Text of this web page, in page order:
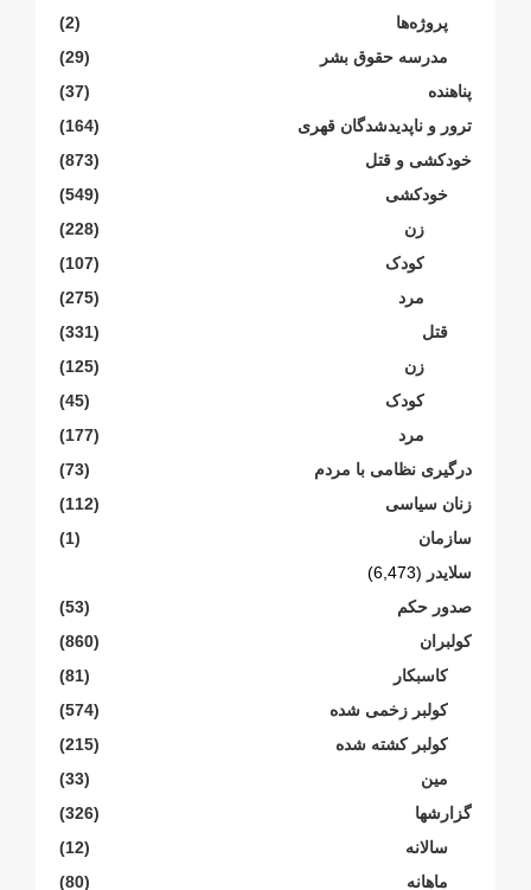
پروژەها
(2)
مدرسە حقوق بشر
(29)
پناهنده
(37)
ترور و ناپدیدشدگان قهری
(164)
خودکشی و قتل
(873)
خودکشی
(549)
زن
(228)
کودک
(107)
مرد
(275)
قتل
(331)
زن
(125)
کودک
(45)
مرد
(177)
درگیری نظامی با مردم
(73)
زنان سیاسی
(112)
سازمان
(1)
سلایدر (6,473)
صدور حکم
(53)
کولبران
(860)
کاسبکار
(81)
کولبر زخمی شدە
(574)
کولبر کشتە شدە
(215)
مین
(33)
گزارشها
(326)
سالانە
(12)
ماهانە
(80)